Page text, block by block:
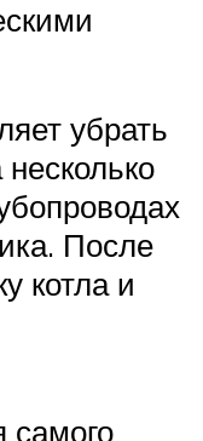
убрать
После
котла и